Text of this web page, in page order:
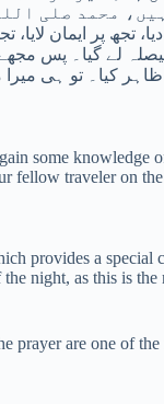
محمد صلی
کیا۔ تو ہی میرا
some knowledge
fellow traveler on
provides a special
night, as this is
prayer are one of